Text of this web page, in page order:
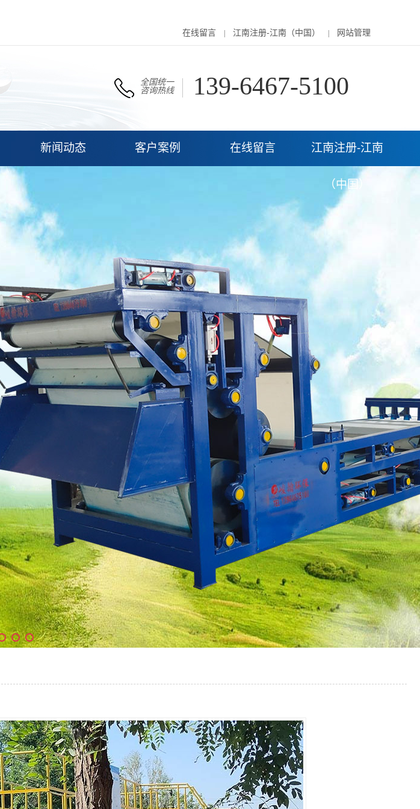
在线留言 江南注册-江南（中国） 网站管理
全国统一
咨询热线
139-6467-5100
新闻动态 客户案例 在线留言 江南注册-江南
（中国）